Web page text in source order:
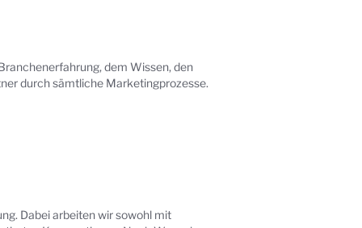
dem Wissen, den
durch sämtliche Marketingprozesse.
Dabei arbeiten wir sowohl mit